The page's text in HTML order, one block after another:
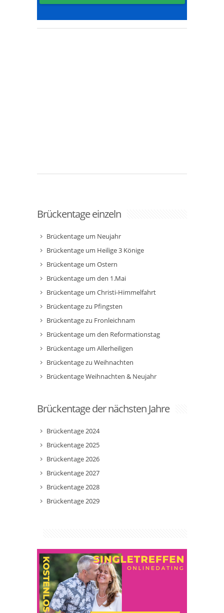
Brückentage einzeln
Brückentage um Neujahr
Brückentage um Heilige 3 Könige
Brückentage um Ostern
Brückentage um den 1.Mai
Brückentage um Christi-Himmelfahrt
Brückentage zu Pfingsten
Brückentage zu Fronleichnam
Brückentage um den Reformationstag
Brückentage um Allerheiligen
Brückentage zu Weihnachten
Brückentage Weihnachten & Neujahr
Brückentage der nächsten Jahre
Brückentage 2024
Brückentage 2025
Brückentage 2026
Brückentage 2027
Brückentage 2028
Brückentage 2029